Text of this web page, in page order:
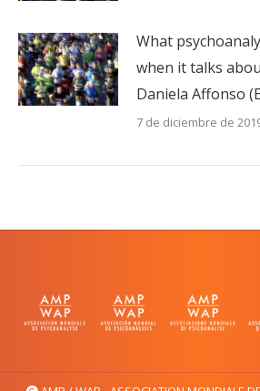
What
when it talks
Daniela Affonso
7 de diciembre de